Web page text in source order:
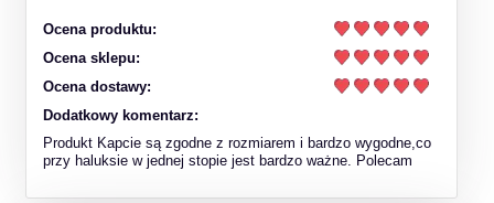
Ocena produktu:
Ocena sklepu:
Ocena dostawy:
Dodatkowy komentarz:
Produkt Kapcie są zgodne z rozmiarem i bardzo wygodne,co
przy haluksie w jednej stopie jest bardzo ważne. Polecam